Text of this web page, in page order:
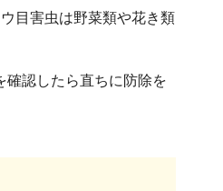
目害虫は野菜類や花き類
確認したら直ちに防除を